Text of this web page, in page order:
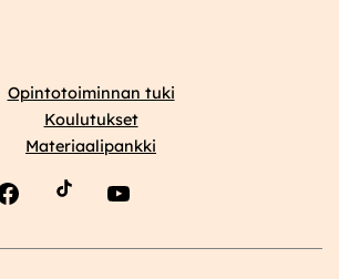
Opintotoiminnan tuki
Koulutukset
Materiaalipankki